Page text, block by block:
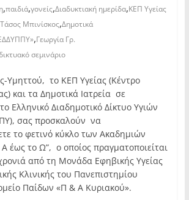
,παιδιά,γονείς,Διαδυκτιακή ημερίδα,ΚΕΠ Υγείας
Τάσος Μπινίσκος,Δημοτικά
,Γεωργία Γρ.
σεμινάριο
Υμηττού, το ΚΕΠ Υγείας (Κέντρο
και τα Δημοτικά Ιατρεία σε
Ελληνικό Διαδημοτικό Δίκτυο Υγιών
σας προσκαλούν να
το φετινό κύκλο των Ακαδημιών
έως το Ω”, ο οποίος πραγματοποιείται
από τη Μονάδα Εφηβικής Υγείας
Κλινικής του Πανεπιστημίου
Παίδων «Π & Α Κυριακού».